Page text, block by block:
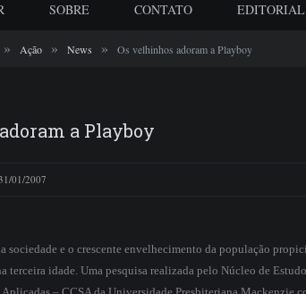
SOBRE CONTATO EDITORIAL
» Ação » News » Os velhinhos adoram a Playboy
a Playboy
01/2007
sociedade e o crescente envelhecimento da população
terceira idade. Uma pesquisa realizada pelo Núcleo de